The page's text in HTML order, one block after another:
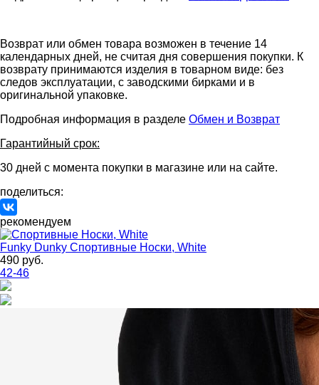
Возврат или обмен товара возможен в течение 14
календарных дней, не считая дня совершения покупки. К
возврату принимаются изделия в товарном виде: без
следов эксплуатации, с заводскими бирками и в
оригинальной упаковке.
Подробная информация в разделе Обмен и Возврат
Гарантийный срок:
30 дней с момента покупки в магазине или на сайте.
поделиться:
рекомендуем
Funky Dunky Спортивные Носки, White
490 руб.
42-46